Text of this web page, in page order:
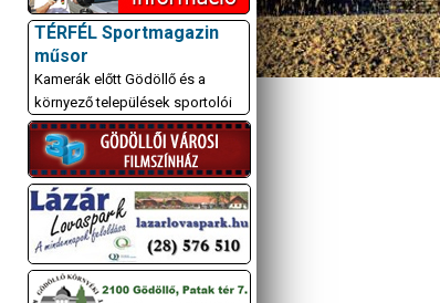
TÉRFÉL Sportmagazin
műsor
Kamerák előtt Gödöllő és a
környező települések sportolói